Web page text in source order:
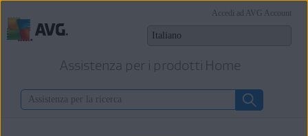
Assistenza per i prodotti Home
Accedi ad AVG Account